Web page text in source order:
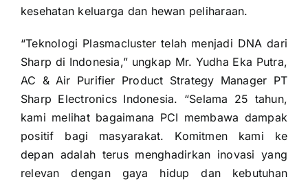
kesehatan keluarga dan hewan peliharaan.
“Teknologi Plasmacluster telah menjadi DNA dari
Sharp di Indonesia,” ungkap Mr. Yudha Eka Putra,
AC & Air Purifier Product Strategy Manager PT
Sharp Electronics Indonesia. “Selama 25 tahun,
kami melihat bagaimana PCI membawa dampak
positif bagi masyarakat. Komitmen kami ke
depan adalah terus menghadirkan inovasi yang
relevan dengan gaya hidup dan kebutuhan